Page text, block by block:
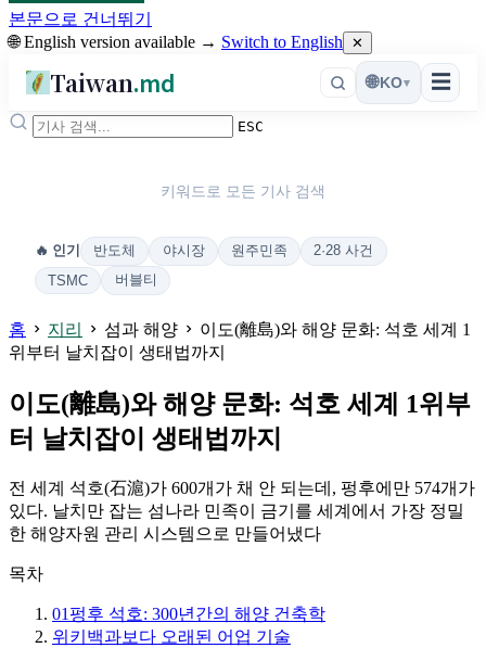
본문으로 건너뛰기
🌐 English version available → Switch to English ✕
Taiwan.md ☰
🌐KO▾
ESC
키워드로 모든 기사 검색
🔥 인기 반도체 야시장 원주민족
2·28 사건
TSMC
버블티
홈 지리 섬과 해양
이도(離島)와 해양 문화: 석호 세계 1
위부터 날치잡이 생태법까지
이도(離島)와 해양 문화: 석호 세계 1위부
터 날치잡이 생태법까지
전 세계 석호(石滬)가 600개가 채 안 되는데, 펑후에만 574개가
있다. 날치만 잡는 섬나라 민족이 금기를 세계에서 가장 정밀
한 해양자원 관리 시스템으로 만들어냈다
목차
01 펑후 석호: 300년간의 해양 건축학
위키백과보다 오래된 어업 기술